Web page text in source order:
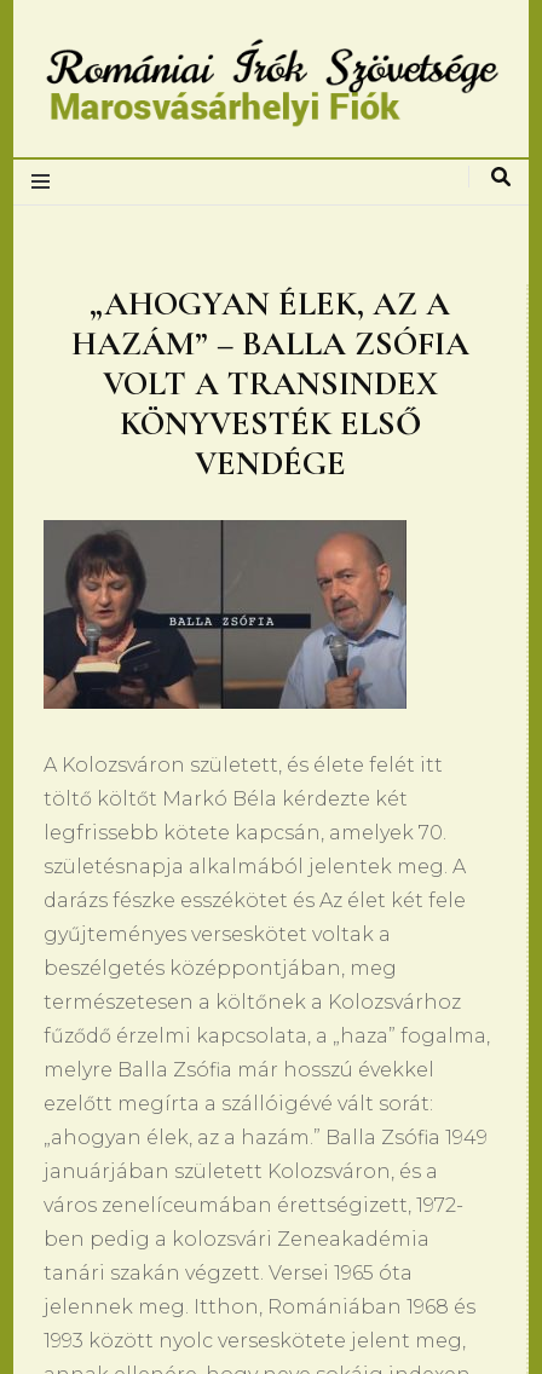
Romániai Írók
Marosvásárhelyi
fiok
„AHOGYAN ÉLEK, AZ A
HAZÁM” – BALLA ZSÓFIA
VOLT A TRANSINDEX
KÖNYVESTÉK ELSŐ
VENDÉGE
A Kolozsváron született, és élete felét itt
töltő költőt Markó Béla kérdezte két
legfrissebb kötete kapcsán, amelyek 70.
születésnapja alkalmából jelentek meg. A
darázs fészke esszékötet és Az élet két fele
gyűjteményes verseskötet voltak a
beszélgetés középpontjában, meg
természetesen a költőnek a Kolozsvárhoz
fűződő érzelmi kapcsolata, a „haza” fogalma,
melyre Balla Zsófia már hosszú évekkel
ezelőtt megírta a szállóigévé vált sorát:
„ahogyan élek, az a hazám.” Balla Zsófia 1949
januárjában született Kolozsváron, és a
város zenelíceumában érettségizett, 1972-
ben pedig a kolozsvári Zeneakadémia
tanári szakán végzett. Versei 1965 óta
jelennek meg. Itthon, Romániában 1968 és
1993 között nyolc verseskötete jelent meg,